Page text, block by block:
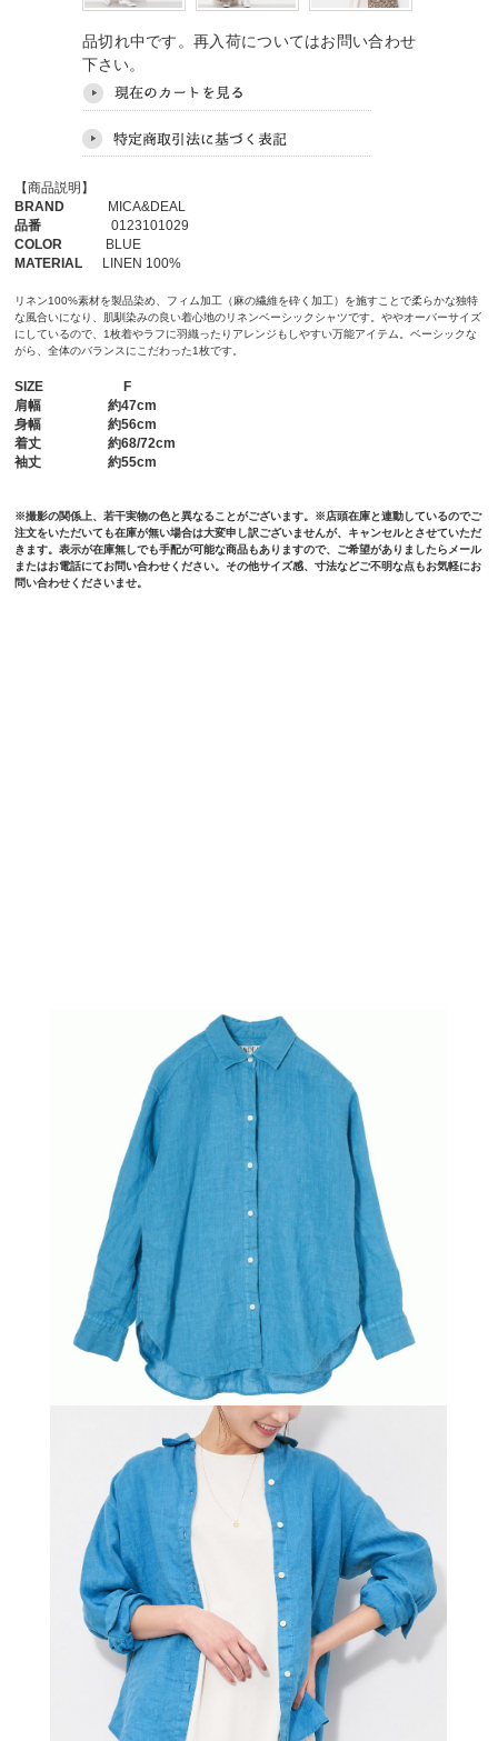
品切れ中です。再入荷についてはお問い合わせ
下さい。
【商品説明】
BRAND MICA&DEAL
品番 0123101029
COLOR BLUE
MATERIAL LINEN 100%
リネン100%素材を製品染め、フィム加工（麻の繊維を砕く加工）を施すことで柔らかな独特
な風合いになり、肌馴染みの良い着心地のリネンベーシックシャツです。ややオーバーサイズ
にしているので、1枚着やラフに羽織ったりアレンジもしやすい万能アイテム。ベーシックな
がら、全体のバランスにこだわった1枚です。
SIZE
F
肩幅 約47cm
身幅 約56cm
着丈 約68/72cm
袖丈 約55cm
※撮影の関係上、若干実物の色と異なることがございます。※店頭在庫と連動しているのでご
注文をいただいても在庫が無い場合は大変申し訳ございませんが、キャンセルとさせていただ
きます。表示が在庫無しでも手配が可能な商品もありますので、ご希望がありましたらメール
またはお電話にてお問い合わせください。その他サイズ感、寸法などご不明な点もお気軽にお
問い合わせくださいませ。